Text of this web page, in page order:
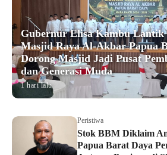
Gubernur Elisa Kambu Lantik
Masjid Raya Al-Akbar Papua
Dorong Masjid Jadi Pusat
dan Generasi Muda
1 hari lalu
Peristiwa
Stok BBM Diklaim
Papua Barat Daya